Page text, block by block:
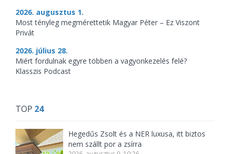
2026. augusztus 1.
Most tényleg megmérettetik Magyar Péter – Ez Viszont
Privát
2026. július 28.
Miért fordulnak egyre többen a vagyonkezelés felé?
Klasszis Podcast
TOP 24
Hegedűs Zsolt és a NER luxusa, itt biztos
nem szállt por a zsírra